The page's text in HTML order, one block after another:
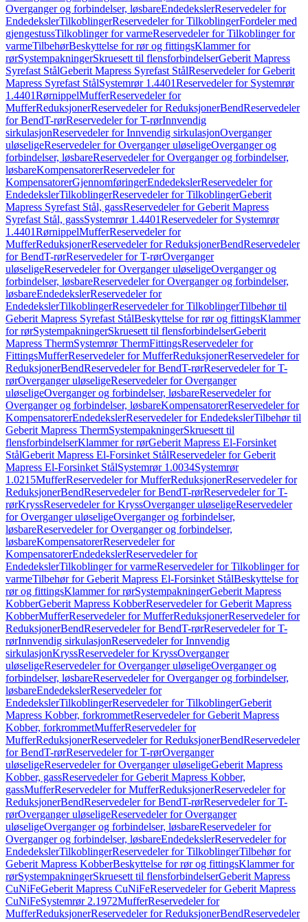
Overganger og forbindelser, løsbareEndedekslerReservedeler for
EndedekslerTilkoblingerReservedeler for TilkoblingerFordeler med
gjengestussTilkoblinger for varmeReservedeler for Tilkoblinger for
varmeTilbehørBeskyttelse for rør og fittingsKlammer for
rørSystempakningerSkruesett til flensforbindelserGeberit Mapress
Syrefast StålGeberit Mapress Syrefast StålReservedeler for Geberit
Mapress Syrefast StålSystemrør 1.4401Reservedeler for Systemrør
1.4401RørnippelMufferReservedeler for
MufferReduksjonerReservedeler for ReduksjonerBendReservedeler
for BendT-rørReservedeler for T-rørInnvendig
sirkulasjonReservedeler for Innvendig sirkulasjonOverganger
uløseligeReservedeler for Overganger uløseligeOverganger og
forbindelser, løsbareReservedeler for Overganger og forbindelser,
løsbareKompensatorerReservedeler for
KompensatorerGjennomføringerEndedekslerReservedeler for
EndedekslerTilkoblingerReservedeler for TilkoblingerGeberit
Mapress Syrefast Stål, gassReservedeler for Geberit Mapress
Syrefast Stål, gassSystemrør 1.4401Reservedeler for Systemrør
1.4401RørnippelMufferReservedeler for
MufferReduksjonerReservedeler for ReduksjonerBendReservedeler
for BendT-rørReservedeler for T-rørOverganger
uløseligeReservedeler for Overganger uløseligeOverganger og
forbindelser, løsbareReservedeler for Overganger og forbindelser,
løsbareEndedekslerReservedeler for
EndedekslerTilkoblingerReservedeler for TilkoblingerTilbehør til
Geberit Mapress Syrefast StålBeskyttelse for rør og fittingsKlammer
for rørSystempakningerSkruesett til flensforbindelserGeberit
Mapress ThermSystemrør ThermFittingsReservedeler for
FittingsMufferReservedeler for MufferReduksjonerReservedeler for
ReduksjonerBendReservedeler for BendT-rørReservedeler for T-
rørOverganger uløseligeReservedeler for Overganger
uløseligeOverganger og forbindelser, løsbareReservedeler for
Overganger og forbindelser, løsbareKompensatorerReservedeler for
KompensatorerEndedekslerReservedeler for EndedekslerTilbehør til
Geberit Mapress ThermSystempakningerSkruesett til
flensforbindelserKlammer for rørGeberit Mapress El-Forsinket
StålGeberit Mapress El-Forsinket StålReservedeler for Geberit
Mapress El-Forsinket StålSystemrør 1.0034Systemrør
1.0215MufferReservedeler for MufferReduksjonerReservedeler for
ReduksjonerBendReservedeler for BendT-rørReservedeler for T-
rørKryssReservedeler for KryssOverganger uløseligeReservedeler
for Overganger uløseligeOverganger og forbindelser,
løsbareReservedeler for Overganger og forbindelser,
løsbareKompensatorerReservedeler for
KompensatorerEndedekslerReservedeler for
EndedekslerTilkoblinger for varmeReservedeler for Tilkoblinger for
varmeTilbehør for Geberit Mapress El-Forsinket StålBeskyttelse for
rør og fittingsKlammer for rørSystempakningerGeberit Mapress
KobberGeberit Mapress KobberReservedeler for Geberit Mapress
KobberMufferReservedeler for MufferReduksjonerReservedeler for
ReduksjonerBendReservedeler for BendT-rørReservedeler for T-
rørInnvendig sirkulasjonReservedeler for Innvendig
sirkulasjonKryssReservedeler for KryssOverganger
uløseligeReservedeler for Overganger uløseligeOverganger og
forbindelser, løsbareReservedeler for Overganger og forbindelser,
løsbareEndedekslerReservedeler for
EndedekslerTilkoblingerReservedeler for TilkoblingerGeberit
Mapress Kobber, forkrommetReservedeler for Geberit Mapress
Kobber, forkrommetMufferReservedeler for
MufferReduksjonerReservedeler for ReduksjonerBendReservedeler
for BendT-rørReservedeler for T-rørOverganger
uløseligeReservedeler for Overganger uløseligeGeberit Mapress
Kobber, gassReservedeler for Geberit Mapress Kobber,
gassMufferReservedeler for MufferReduksjonerReservedeler for
ReduksjonerBendReservedeler for BendT-rørReservedeler for T-
rørOverganger uløseligeReservedeler for Overganger
uløseligeOverganger og forbindelser, løsbareReservedeler for
Overganger og forbindelser, løsbareEndedekslerReservedeler for
EndedekslerTilkoblingerReservedeler for TilkoblingerTilbehør for
Geberit Mapress KobberBeskyttelse for rør og fittingsKlammer for
rørSystempakningerSkruesett til flensforbindelserGeberit Mapress
CuNiFeGeberit Mapress CuNiFeReservedeler for Geberit Mapress
CuNiFeSystemrør 2.1972MufferReservedeler for
MufferReduksjonerReservedeler for ReduksjonerBendReservedeler